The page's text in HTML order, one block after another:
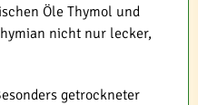
Öle Thymol und
nicht nur lecker,
getrockneter